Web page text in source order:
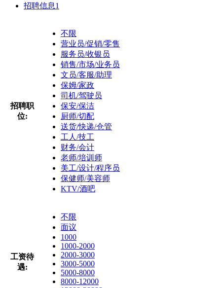
招聘信息1
招聘职
位:
不限
营业员/促销/零售
服务员/收银员
销售/市场/业务员
文员/客服/助理
保姆/家政
司机/驾驶员
保安/保洁
厨师/切配
送货/快递/仓管
工人/技工
财务/会计
老师/培训师
美工/设计/程序员
保健师/美容师
KTV/酒吧
工资待
遇:
不限
面议
1000
1000-2000
2000-3000
3000-5000
5000-8000
8000-12000